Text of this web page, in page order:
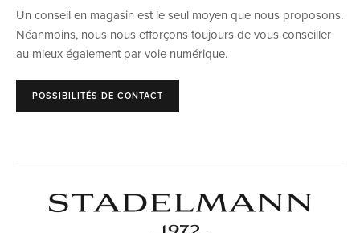
Un conseil en magasin est le seul moyen que nous proposons.
Néanmoins, nous nous efforçons toujours de vous conseiller
au mieux également par voie numérique.
POSSIBILITÉS DE CONTACT